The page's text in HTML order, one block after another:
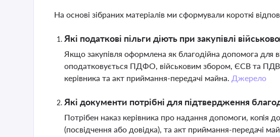
На основі зібраних матеріалів ми сформували короткі
Які податкові пільги діють при закупівлі
Якщо закупівля оформлена як благодійна допомога для
оподатковується ПДФО, військовим збором, ЄСВ та
керівника та акт приймання-передачі майна. Джерело
Які документи потрібні для підтвердження
Потрібен наказ керівника про надання допомоги, копія
(посвідчення або довідка), та акт приймання-передачі